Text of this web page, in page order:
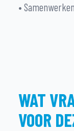
•
WAT
VOOR